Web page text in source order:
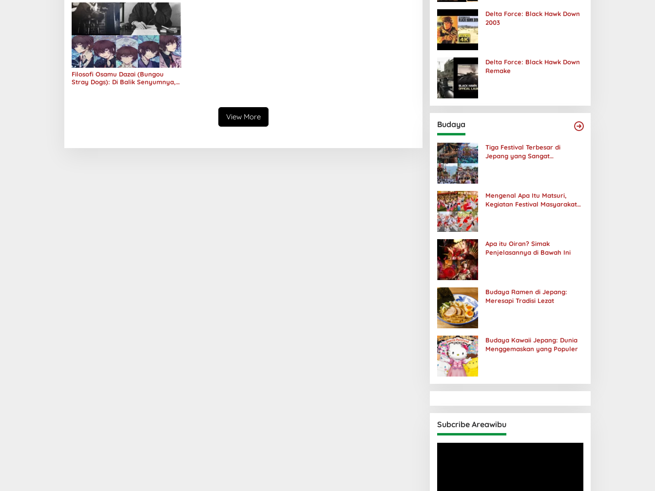
Filosofi Osamu Dazai (Bungou
Stray Dogs): Di Balik Senyumnya,
View More
Delta Force: Black Hawk Down
2003
Delta Force: Black Hawk Down
Remake
Budaya
Tiga Festival Terbesar di
Jepang yang Sangat
Mengenal Apa Itu Matsuri,
Kegiatan Festival Masyarakat
Apa itu Oiran? Simak
Penjelasannya di Bawah Ini
Budaya Ramen di Jepang:
Meresapi Tradisi Lezat
Budaya Kawaii Jepang: Dunia
Menggemaskan yang Populer
Subcribe Areawibu